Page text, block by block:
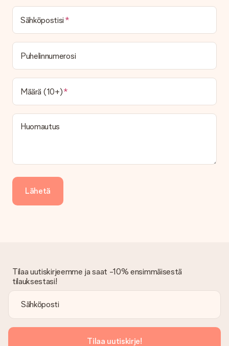
Toimitusaika löytyy lahjan tuotesivulta. Voit luottaa siihen,
että operaattorimme toimittaa lahjasi tänä päivänä.
Mitä toimitusvaihtoehtoja voin valita?
Tällä hetkellä ei ole (vielä) mahdollista valita
toimitusvaihtoehtoa. Halutessasi tilauksen lähetetään joko
paketti tai postilaatikon toimitus. Haluatko tietää, mikä
vaihtoehto tilauksesi kuuluu? Ota yhteyttä asiakaspalveluun.
Maksu
Kuinka voin maksaa tilaukseni?
Tarjoamme seuraavat maksutavat: iDeal, Paypal, luottokortti,
Saapunut lahja
Entä jos lahja ei ole täysin mieleeni?
Olemme syvästi pahoillamme, että lahjasi ei ole sinun mielesi
Tämä tarkoittaa sitä, että lahja toimitetaan suoraan
vastaanottajalle, mikä tekee siitä todellisen yllätyksen!
Sähköpostisi
Puhelinnumerosi
Määrä (10+)
Huomautus
Lähetä
Tilaa uutiskirjeemme ja saat -10% ensimmäisestä
tilauksestasi!
Tilaa uutiskirje!